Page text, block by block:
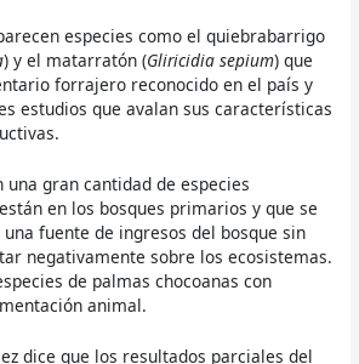
especies como el quiebrabarrigo
) y el matarratón (Gliricidia sepium) que
forrajero reconocido en el país y
estudios que avalan sus características
gran cantidad de especies
en los bosques primarios y que se
fuente de ingresos del bosque sin
negativamente sobre los ecosistemas.
de palmas chocoanas con
animal.
dice que los resultados parciales del